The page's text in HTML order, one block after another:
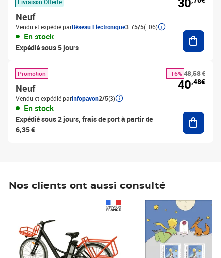
Livraison Offerte
Neuf
Vendu et expédié parRéseau Electronique3.75/5(106)
En stock
Expédié sous 5 jours
Promotion
Neuf
Vendu et expédié parInfopavon2/5(3)
En stock
Expédié sous 2 jours, frais de port à partir de
6,35 €
48,58 €
-16%
40,48€
Nos clients ont aussi consulté
Prix 7,50€